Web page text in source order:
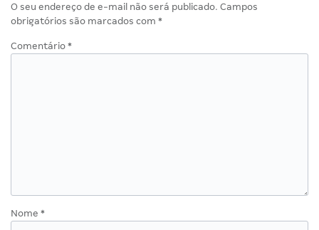
O seu endereço de e-mail não será publicado. Campos
obrigatórios são marcados com *
Comentário *
Nome *